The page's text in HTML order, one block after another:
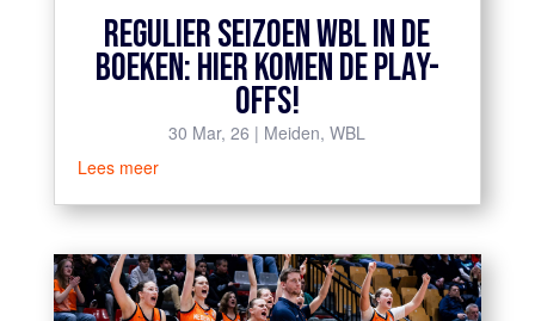
REGULIER SEIZOEN WBL IN DE
BOEKEN: HIER KOMEN DE PLAY-
OFFS!
30 Mar, 26 | Meiden,WBL
Lees meer